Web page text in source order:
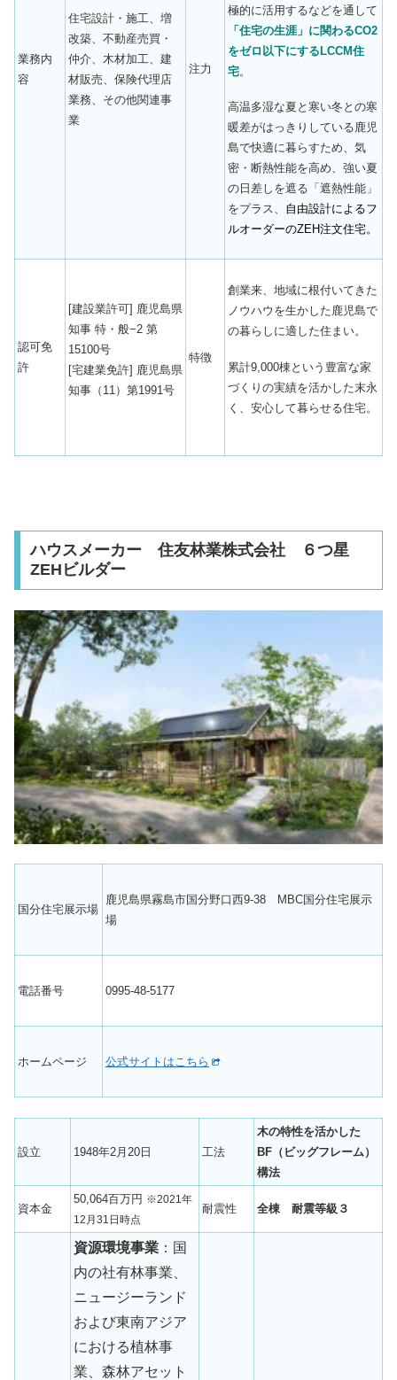
業務内
容
住宅設計・施工、増
改築、不動産売買・
仲介、木材加工、建
材販売、保険代理店
業務、その他関連事
業
注力
極的に活用するなどを通して
「住宅の生涯」に関わるCO2
をゼロ以下にするLCCM住
宅。
高温多湿な夏と寒い冬との寒
暖差がはっきりしている鹿児
島で快適に暮らすため、気
密・断熱性能を高め、強い夏
の日差しを遮る「遮熱性能」
をプラス、 自由設計によるフ
ルオーダーのZEH注文住宅。
認可免
許
[建設業許可] 鹿児島県
知事 特・般−2 第
15100号
[宅建業免許] 鹿児島県
知事（11）第1991号
特徴
創業来、地域に根付いてきた
ノウハウを生かした鹿児島で
の暮らしに適した住まい。
累計9,000棟という豊富な家
づくりの実績を活かした末永
く、安心して暮らせる住宅。
ハウスメーカー 住友林業株式会社 ６つ星
ZEHビルダー
引用元：住友林業ニュースリリース
国分住宅展示場
鹿児島県霧島市国分野口西9-38 MBC国分住宅展示
場
電話番号 0995-48-5177
ホームページ 公式サイトはこちら
設立 1948年2月20日 工法
木の特性を活かした
BF（ビッグフレーム）
構法
資本金
50,064百万円 ※2021年
12月31日時点
耐震性 全棟 耐震等級３
資源環境事業 ：国
内の社有林事業、
ニュージーランド
および東南アジア
における植林事
業、森林アセット